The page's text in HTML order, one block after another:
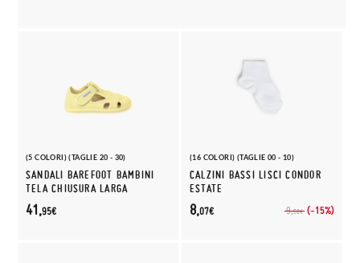
(5 COLORI) (TAGLIE 20 - 30)
SANDALI BAREFOOT BAMBINI
TELA CHIUSURA LARGA
41,95€
(16 COLORI) (TAGLIE 00 - 10)
CALZINI BASSI LISCI CONDOR
ESTATE
9,50€ (-15%)
8,07€